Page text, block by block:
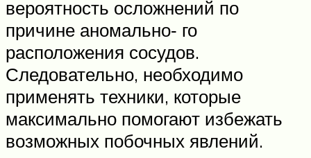
вероятность осложнений по
причине аномально‑ го
расположения сосудов.
Следовательно, необходимо
применять техники, которые
максимально помогают избежать
возможных побочных явлений.